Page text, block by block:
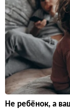
Не ребёнок, а